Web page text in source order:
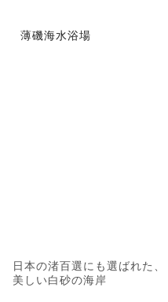
薄磯海水浴場
日本の渚百選にも選ばれた、
美しい白砂の海岸